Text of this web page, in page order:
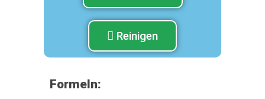
Reinigen
Formeln: